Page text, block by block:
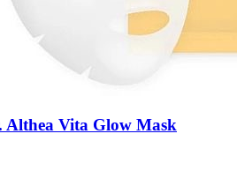
Althea Vita Glow Mask